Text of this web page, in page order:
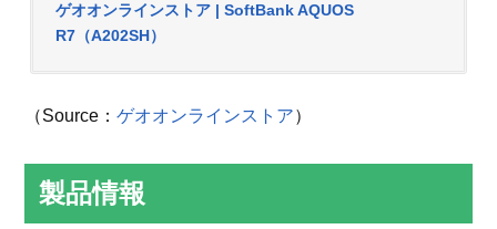
ゲオオンラインストア | SoftBank AQUOS
R7（A202SH）
（Source：ゲオオンラインストア）
製品情報